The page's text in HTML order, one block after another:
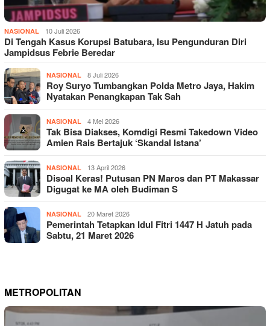
NASIONAL 10 Juli 2026
Di Tengah Kasus Korupsi Batubara, Isu Pengunduran Diri
Jampidsus Febrie Beredar
NASIONAL 8 Juli 2026
Roy Suryo Tumbangkan Polda Metro Jaya, Hakim
Nyatakan Penangkapan Tak Sah
NASIONAL 4 Mei 2026
Tak Bisa Diakses, Komdigi Resmi Takedown Video
Amien Rais Bertajuk ‘Skandal Istana’
NASIONAL 13 April 2026
Disoal Keras! Putusan PN Maros dan PT Makassar
Digugat ke MA oleh Budiman S
NASIONAL 20 Maret 2026
Pemerintah Tetapkan Idul Fitri 1447 H Jatuh pada
Sabtu, 21 Maret 2026
METROPOLITAN